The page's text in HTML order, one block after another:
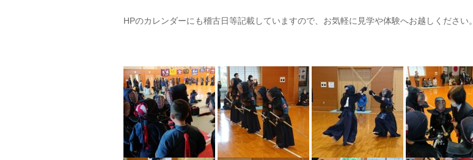
HPのカレンダーにも稽古日等記載していますので、お気軽に見学や体験へお越しください。